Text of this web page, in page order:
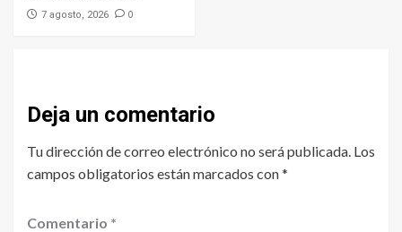
7 agosto, 2026 0
Deja un comentario
Tu dirección de correo electrónico no será publicada. Los
campos obligatorios están marcados con*
Comentario *